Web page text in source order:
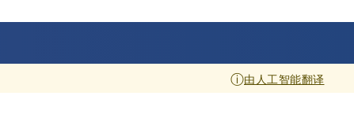
ⓘ由人工智能翻译